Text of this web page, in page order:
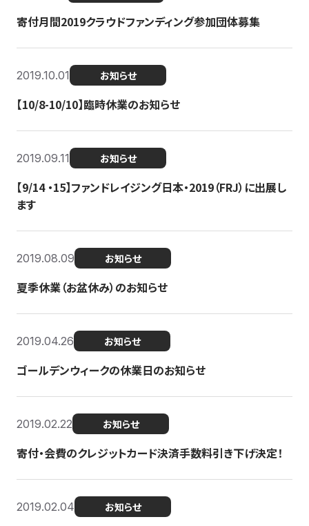
寄付月間2019クラウドファンディング参加団体募集
2019.10.01 お知らせ
【10/8-10/10】臨時休業のお知らせ
2019.09.11 お知らせ
【9/14 ・15】ファンドレイジング日本・2019（FRJ）に出展し
ます
2019.08.09 お知らせ
夏季休業（お盆休み）のお知らせ
2019.04.26 お知らせ
ゴールデンウィークの休業日のお知らせ
2019.02.22 お知らせ
寄付・会費のクレジットカード決済手数料引き下げ決定！
2019.02.04 お知らせ